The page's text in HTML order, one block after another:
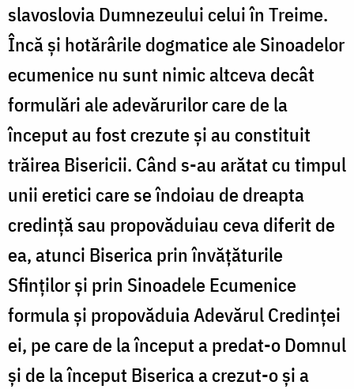
slavoslovia Dumnezeului celui în Treime.
Încă și hotărârile dogmatice ale Sinoadelor
ecumenice nu sunt nimic altceva decât
formulări ale adevărurilor care de la
început au fost crezute și au constituit
trăirea Bisericii. Când s-au arătat cu timpul
unii eretici care se îndoiau de dreapta
credință sau propovăduiau ceva diferit de
ea, atunci Biserica prin învățăturile
Sfinților și prin Sinoadele Ecumenice
formula și propovăduia Adevărul Credinței
ei, pe care de la început a predat-o Domnul
și de la început Biserica a crezut-o și a